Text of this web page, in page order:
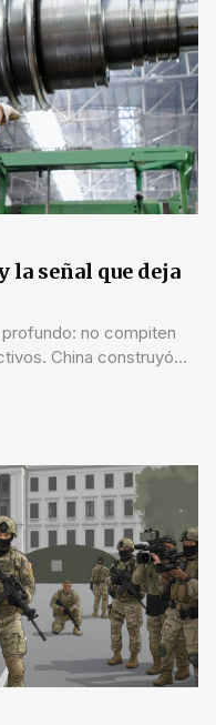
señal que deja
no compiten
China construyó